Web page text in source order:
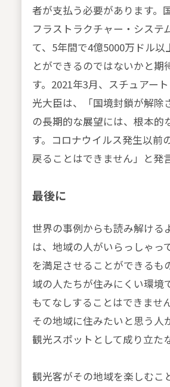
者が支払う必要があります。
フラストラクチャー・システ
て、5年間で4億5000万ドル以
とができるのではないかと期
す。2021年3月、スチュアー
光大臣は、「国境封鎖が解除
の長期的な展望には、根本的
す。コロナウイルス発生以前
戻ることはできません」と発
最後に
世界の事例からも読み解ける
は、地域の人がいらっしゃっ
を満足させることができるも
域の人たちが住みにくい環境
もてなしすることはできませ
その地域に住みたいと思う人
観光スポットとして成り立た
観光客がその地域を楽しむこ